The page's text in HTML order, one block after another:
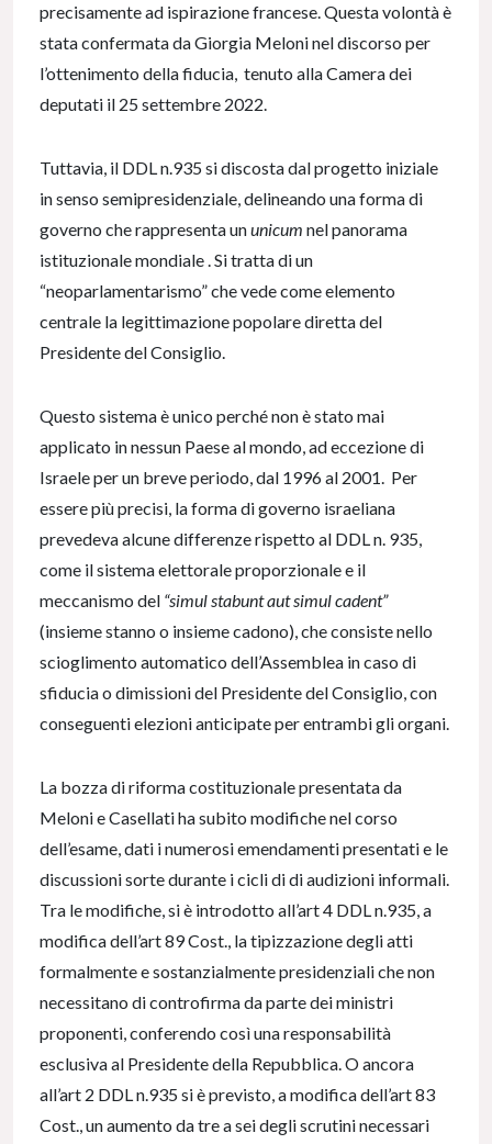
precisamente ad ispirazione francese. Questa volontà è
stata confermata da Giorgia Meloni nel discorso per
l’ottenimento della fiducia, tenuto alla Camera dei
deputati il 25 settembre 2022.
Tuttavia, il DDL n.935 si discosta dal progetto iniziale
in senso semipresidenziale, delineando una forma di
governo che rappresenta ununicum nel panorama
istituzionale mondiale . Si tratta di un
“neoparlamentarismo” che vede come elemento
centrale la legittimazione popolare diretta del
Presidente del Consiglio.
Questo sistema è unico perché non è stato mai
applicato in nessun Paese al mondo, ad eccezione di
Israele per un breve periodo, dal 1996 al 2001. Per
essere più precisi, la forma di governo israeliana
prevedeva alcune differenze rispetto al DDL n. 935,
come il sistema elettorale proporzionale e il
meccanismo del “simul stabunt aut simul cadent”
(insieme stanno o insieme cadono), che consiste nello
scioglimento automatico dell’Assemblea in caso di
sfiducia o dimissioni del Presidente del Consiglio, con
conseguenti elezioni anticipate per entrambi gli organi.
La bozza di riforma costituzionale presentata da
Meloni e Casellati ha subito modifiche nel corso
dell’esame, dati i numerosi emendamenti presentati e le
discussioni sorte durante i cicli di di audizioni informali.
Tra le modifiche, si è introdotto all’art 4 DDL n.935, a
modifica dell’art 89 Cost., la tipizzazione degli atti
formalmente e sostanzialmente presidenziali che non
necessitano di controfirma da parte dei ministri
proponenti, conferendo così una responsabilità
esclusiva al Presidente della Repubblica. O ancora
all’art 2 DDL n.935 si è previsto, a modifica dell’art 83
Cost., un aumento da tre a sei degli scrutini necessari